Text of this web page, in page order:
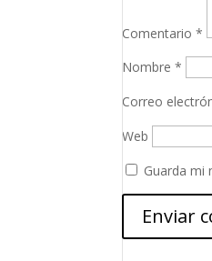
Comentario*
Nombre*
Correo
Web
Guarda mi